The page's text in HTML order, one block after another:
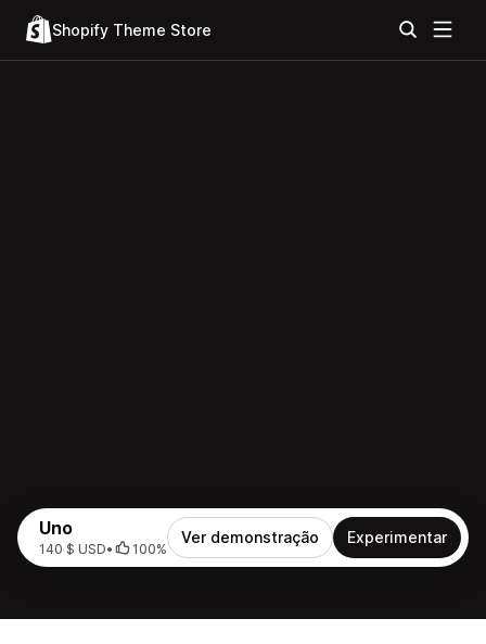
Shopify Theme Store
Uno
140 $ USD• 100%
Ver demonstração Experimentar